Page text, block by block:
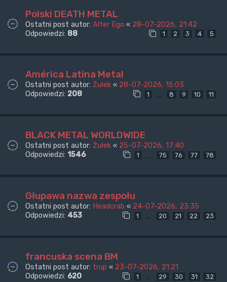
Polski DEATH METAL
Ostatni post autor: Alter Ego « 28-07-2026, 21:42
Odpowiedzi: 88 1 2 3 4 5
América Latina Metal
Ostatni post autor: Żułek « 28-07-2026, 15:03
Odpowiedzi: 208 1 … 8 9 10 11
BLACK METAL WORLDWIDE
Ostatni post autor: Żułek « 25-07-2026, 17:40
Odpowiedzi: 1546 1 75 76 77 78
Głupawa nazwa zespołu
Ostatni post autor: Headcrab « 24-07-2026, 23:35
Odpowiedzi: 453 1 … 20 21 22 23
francuska scena BM
Ostatni post autor: trup « 23-07-2026, 21:21
Odpowiedzi: 620 1 … 29 30 31 32